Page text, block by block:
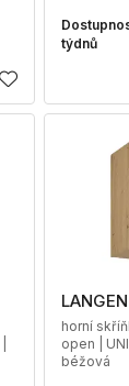
týdnů
horní
open |
béžová